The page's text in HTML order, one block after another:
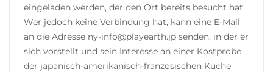
eingeladen werden, der den Ort bereits besucht hat.
Wer jedoch keine Verbindung hat, kann eine E-Mail
an die Adresse ny-info@playearth.jp senden, in der er
sich vorstellt und sein Interesse an einer Kostprobe
der japanisch-amerikanisch-französischen Küche